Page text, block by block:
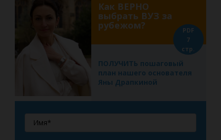
Как ВЕРНО
выбрать ВУЗ за
рубежом?
ПОЛУЧИТЬ пошаговый
план нашего основателя
Яны Драпкиной
PDF
7
стр.